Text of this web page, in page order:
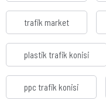
trafik market
plastik trafik konisi
ppc trafik konisi